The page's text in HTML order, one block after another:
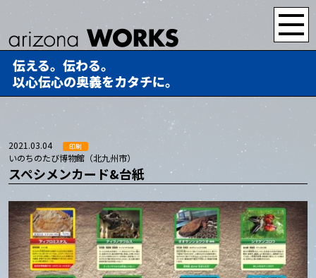
伝える。伝わる。
以心伝心の奥義をカタチに。
2021.03.04 印刷
いのちのたび博物館（北九州市）
スペシメンカード&台紙